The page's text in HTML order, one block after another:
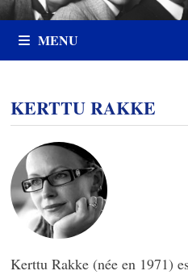
MENU
KERTTU RAKKE
Kerttu Rakke (née en 1971)